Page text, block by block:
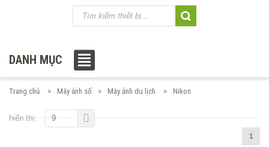
DANH MỤC
Trang chủ Máy ảnh số Máy ảnh du lịch Nikon
1
hiển thị: 9